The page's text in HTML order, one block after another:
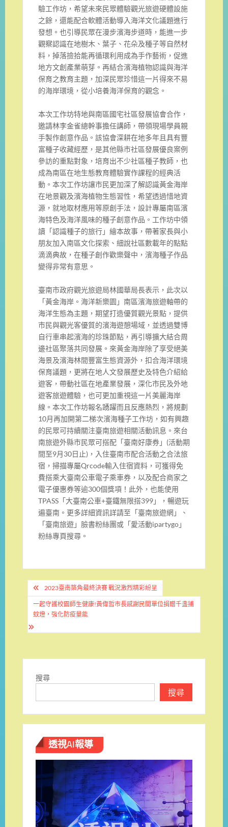
驗工作坊， 希望未來民眾體驗觀光旅遊硬體設施
之餘， 還能配合軟體活動導入海洋文化議題進行
發想。 也引導民眾在漫步濱海步道時，能進一步
觀察認識在地樹木、葉子、 花朵及種子等自然材
料，掉落撿拾能再循環利用成為手作藝術， 促進
地方文創產業萌芽。 再結合濱海植物認識與海洋
保育之教育主題， 加深民眾珍惜這一片得來不易
的海岸環境， 從小培養海洋保育的觀念。
本次工作坊特地與南區國宅社區發展協會合作，
邀請林李金雀總幹事擔任講師，帶領現場學員親
手製作創意作品。 該協會深耕在地多年且具有豐
富種子收藏經歷， 是其他縣市社區發展優良案例
參訪的重點對象， 培育出不少社區種子教師， 也
成為南區在地生態教育體驗實作課程的經典活
動。 本次工作坊讓市民更加深了解認識黃金海岸
在地景觀及濱海植物生態習性，希望透過惜地資
源，就地取材應用等原創手法， 設計專屬南區濱
海特色及海洋風味的種子創意作品。工作坊中領
讀「認識種子的旅行」繪本故事，帶著家長與小
朋友加入南區文化探索、 細說社區數載年的點點
滴滴典故，在種子創作歡樂聲中， 濱海種子作品
變得非常有意思。
臺南市政府觀光旅遊局林國華局長表示，此次以
「黃金海岸。 海洋新樂園」南區濱海旅遊軸帶的
海洋生態為主題， 期望打造優質觀光景點，提供
市民與觀光客優質的濱海遊憩場域， 並透過雙博
自行車串起濱海的珍珠節點， 再引導擴大結合周
邊社區聚落共同發展。 來黃金海岸除了享受絕美
海景及濱海林間豐富生態資源外， 扣合海洋環境
保育議題，更將在地人文發展歷史及特色介紹給
遊客， 帶動社區在地產業發展，深化市民及外地
遊客旅遊體驗， 也可更加重視這一片美麗海岸
線。 本次工作坊報名踴躍而且反應熱烈， 將規劃
10月再加開第二梯次濱海種子工作坊， 如有興趣
的民眾可持續關注臺南旅遊相關活動訊息。 來台
南旅遊外縣市民眾可搭配「臺南好康券」(活動期
間至9月30日止)，入住臺南市配合活動之合法旅
宿， 掃描專屬Qrcode輸入住宿資料， 可獲得免
費搭乘大臺南公車電子乘車券， 以及配合商家之
電子優惠券等逾300個獎項！此外， 也能使用
TPASS「大臺南公車+臺鐵無限搭399」， 暢遊玩
遍臺南。更多詳細資訊詳請至「臺南旅遊網」、
「臺南旅遊」 臉書粉絲團或「愛活動ipartygo」
粉絲專頁搜尋。
文
章
導
覽
2023臺南築角最終決賽 戰況激烈精彩紛呈
一起守護校園師生健康!黃偉哲市長感謝民間單位捐贈千盞捕
蚊燈，強化防疫量能
搜尋
搜尋
透視AI報導